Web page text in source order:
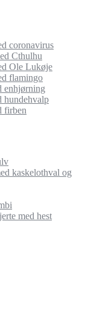
coronavirus
Cthulhu
Ole Lukøje
flamingo
enhjørning
hundehvalp
firben
kaskelothval og
med hest